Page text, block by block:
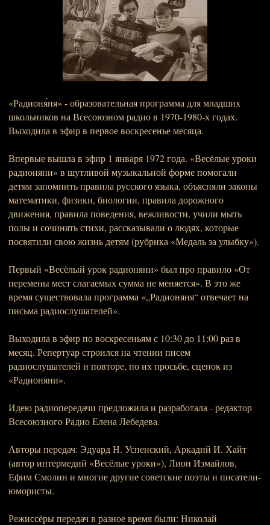
«Радионя́ня» - образовательная программа для младших
школьников на Всесоюзном радио в 1970-1980-х годах.
Выходила в эфир в первое воскресенье месяца.
Впервые вышла в эфир 1 января 1972 года. «Весёлые уроки
радионяни» в шутливой музыкальной форме помогали
детям запомнить правила русского языка, объясняли законы
математики, физики, биологии, правила дорожного
движения, правила поведения, вежливости, учили мыть
полы и сочинять стихи, рассказывали о людях, которые
посвятили свою жизнь детям (рубрика «Медаль за улыбку»).
Первый «Весёлый урок радионяни» был про правило «От
перемены мест слагаемых сумма не меняется». В это же
время существовала программа «„Радионяня“ отвечает на
письма радиослушателей».
Выходила в эфир по воскресеньям с 10:30 до 11:00 раз в
месяц. Репертуар строился на чтении писем
радиослушателей и повторе, по их просьбе, сценок из
«Радионяни».
Идею радиопередачи предложила и разработала - редактор
Всеcоюзного Радио Елена Лебедева.
Авторы передач: Эдуард Н. Успенский, Аркадий И. Хайт
(автор интермедий «Весёлые уроки»), Лион Измайлов,
Ефим Смолин и многие другие советские поэты и писатели-
юмористы.
Режиссёры передач в разное время были: Николай